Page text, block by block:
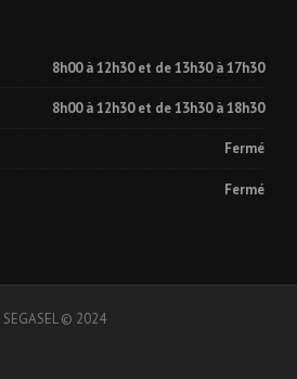
8h00 à 12h30 et de 13h30 à 17h30
8h00 à 12h30 et de 13h30 à 18h30
Fermé
Fermé
SEGASEL © 2024